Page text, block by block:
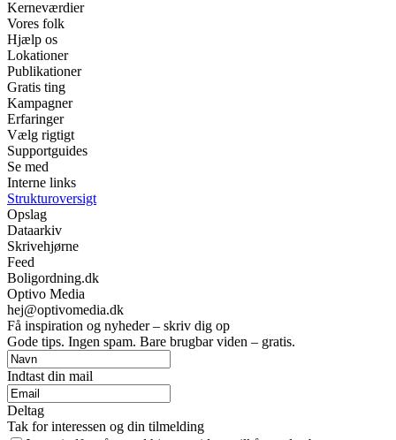
Kerneværdier
Vores folk
Hjælp os
Lokationer
Publikationer
Gratis ting
Kampagner
Erfaringer
Vælg rigtigt
Supportguides
Se med
Interne links
Strukturoversigt
Opslag
Dataarkiv
Skrivehjørne
Feed
Boligordning.dk
Optivo Media
hej@optivomedia.dk
Få inspiration og nyheder – skriv dig op
Gode tips. Ingen spam. Bare brugbar viden – gratis.
Indtast din mail
Deltag
Tak for interessen og din tilmelding